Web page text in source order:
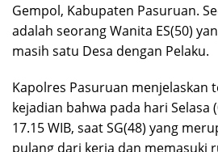
Gempol, Kabupaten Pasuruan.
adalah seorang Wanita ES(50)
masih satu Desa dengan Pelaku.
Kapolres Pasuruan menjelaskan
kejadian bahwa pada hari Selasa
17.15 WIB, saat SG(48) yang
pulang dari kerja dan memasuki